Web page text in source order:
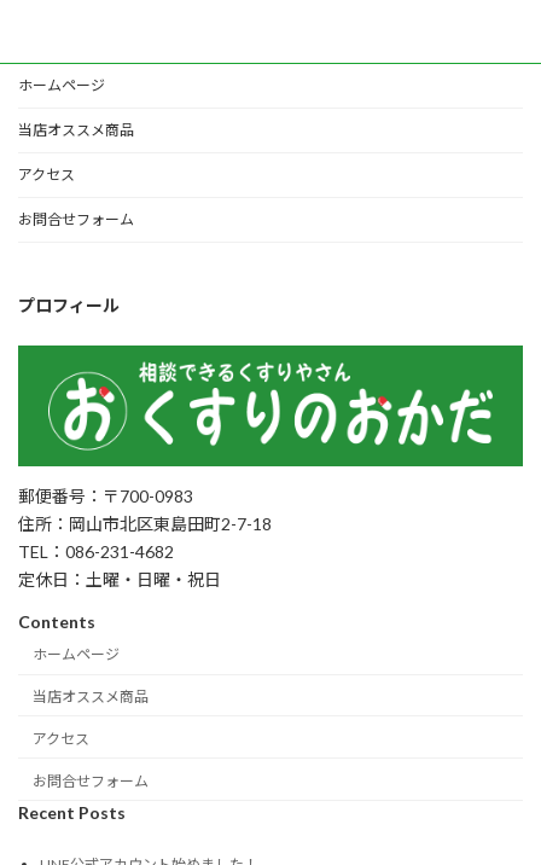
ホームページ
当店オススメ商品
アクセス
お問合せフォーム
プロフィール
郵便番号：〒700-0983
住所：岡山市北区東島田町2-7-18
TEL：086-231-4682
定休日：土曜・日曜・祝日
Contents
ホームページ
当店オススメ商品
アクセス
お問合せフォーム
Recent Posts